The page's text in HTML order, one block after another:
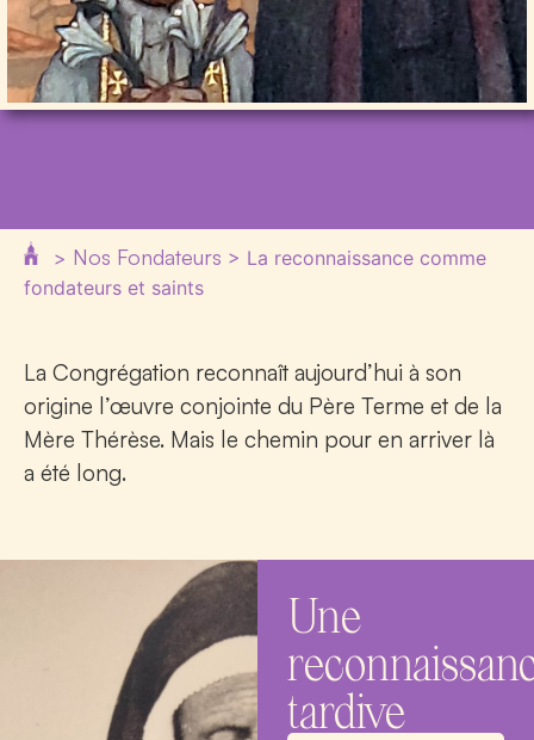
> Nos Fondateurs > La reconnaissance comme
fondateurs et saints
La Congrégation reconnaît aujourd’hui à son
origine l’œuvre conjointe du Père Terme et de la
Mère Thérèse. Mais le chemin pour en arriver là
a été long.
Une
tardive